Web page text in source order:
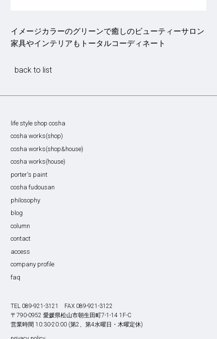
イメージカラーのグリーンで癒しのビューティーサロン
家具やインテリアもトータルコーディネート
back to list
life style shop cosha
cosha works(shop)
cosha works(shop&house)
cosha works(house)
porter's paint
cosha fudousan
philosophy
blog
column
contact
access
company profile
faq
TEL 089-921-3121 FAX 089-921-3122
〒790-0952 愛媛県松山市朝生田町7-1-14 1F-C
営業時間 10:30-20:00 (第2、第4水曜日・木曜定休)